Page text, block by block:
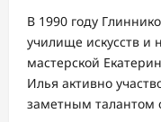
В 1990 году
училище искусств и
мастерской
Илья активно
заметным талантом